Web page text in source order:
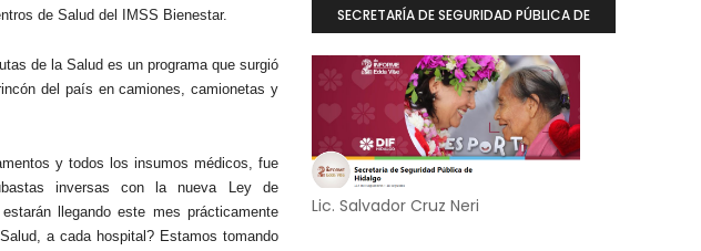
de Salud del IMSS Bienestar.
de la Salud es un programa que surgió
del país en camiones, camionetas y
y todos los insumos médicos, fue
inversas con la nueva Ley de
llegando este mes prácticamente
a cada hospital? Estamos tomando
SECRETARÍA DE SEGURIDAD PÚBLICA DE
Lic. Salvador Cruz Neri